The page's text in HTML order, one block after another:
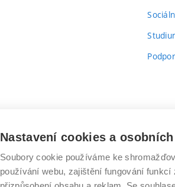
Vysoké
učení
Nastavení cookies a
Soubory cookie používáme ke
používání webu, zajištění fungování